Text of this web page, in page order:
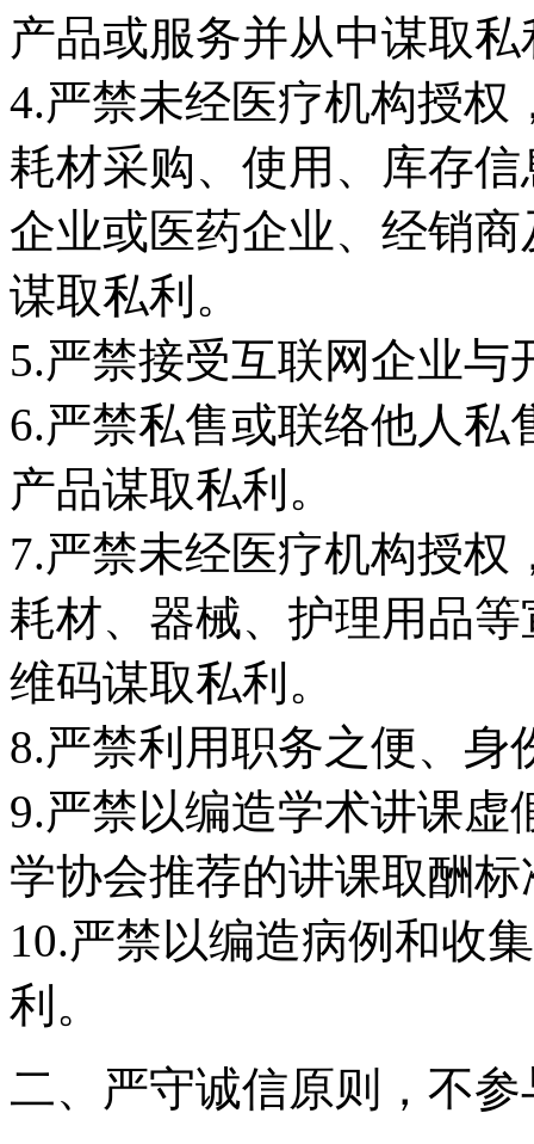
产品或服务并从中谋取私
4.严禁未经医疗机构授权
耗材采购、使用、库存
企业或医药企业、经销
谋取私利。
5.严禁接受互联网企业
6.严禁私售或联络他人
产品谋取私利。
7.严禁未经医疗机构授
耗材、器械、护理用品
维码谋取私利。
8.严禁利用职务之便、身
9.严禁以编造学术讲课
学协会推荐的讲课取酬
10.严禁以编造病例和收
利。
二、严守诚信原则，不